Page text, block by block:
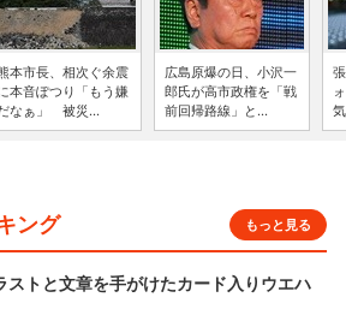
本市長、相次ぐ余震
本音ぽつり「もう嫌
なぁ」 被災...
広島原爆の日、小沢一
郎氏が高市政権を「戦
前回帰路線」と...
ング もっと見る
ストと文章を手がけたカード入りウエハ